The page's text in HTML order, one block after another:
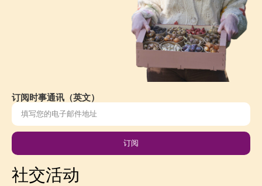
订阅时事通讯（英文）
订阅
社交活动